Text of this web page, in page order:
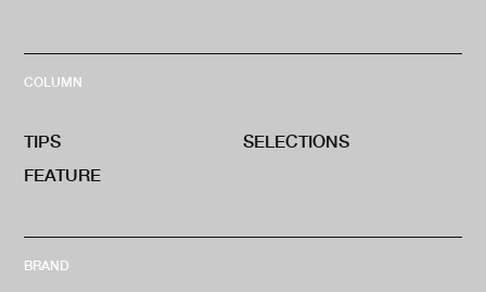
COLUMN
TIPS
SELECTIONS
FEATURE
BRAND